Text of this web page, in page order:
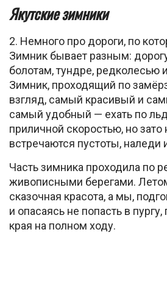
Якутские зимники
2. Немного про дороги, по
Зимник бывает разным:
болотам, тундре, редколесью
Зимник, проходящий по
взгляд, самый красивый и
самый удобный — ехать по
приличной скоростью, но
встречаются пустоты, наледи
Часть зимника проходила по
живописными берегами.
сказочная красота, а мы,
и опасаясь не попасть в
края на полном ходу.